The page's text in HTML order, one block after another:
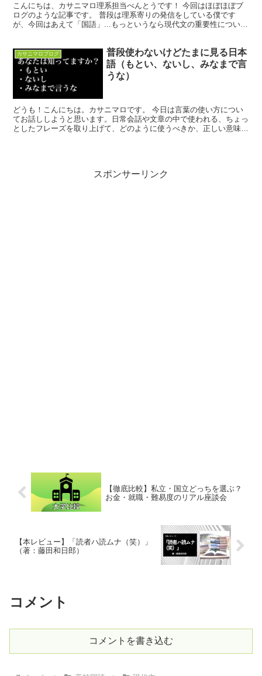
こんにちは、カサニマロ理系担当べんとうです！ 今回はほぼほぼブ
ログのような記事です。 普段は理系寄りの発信をしている僕です
が、今回はあえて「国語」...もっというなら現代文の重要性について
カサニマロブログ
普段使わないけどたまに見る日本
語（もとい、ないし、みなまで言
うな）
どうも！こんにちは。カサニマロです。 今日は言葉の使い方につい
てお話ししようと思います。日常会話や文章の中で使われる、ちょっ
としたフレーズを取り上げて、どのように使うべきか、正しい意味や
スポンサーリンク
【徹底比較】私立・国立どっちを選ぶ？
お金・就職・難易度のリアル座談会
【本レビュー】「読者ハ読ムナ（笑）」
（著：藤田和日郎）
コメント
コメントを書き込む